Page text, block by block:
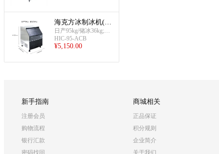
海克方冰制冰机(95
KG-一体机,风冷)
日产95kg/储冰36kg;一
体机;风冷
HIC-95-ACB
¥5,150.00
新手指南
注册会员
购物流程
银行汇款
密码找回
商城相关
正品保证
积分规则
企业简介
关于我们